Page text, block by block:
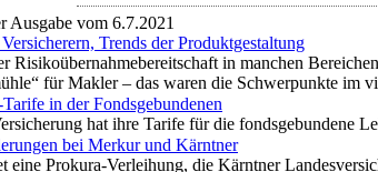
Ausgabe vom 6.7.2021
Trends der Produktgestaltung
Risikoübernahmebereitschaft in manchen
für Makler – das waren die Schwerpunkte im
in der Fondsgebundenen
hat ihre Tarife für die fondsgebundene
bei Merkur und Kärntner
eine Prokura-Verleihung, die Kärntner